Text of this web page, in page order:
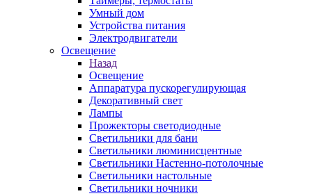
Умный дом
Устройства питания
Электродвигатели
Освещение
Назад
Освещение
Аппаратура пускорегулирующая
Декоративный свет
Лампы
Прожекторы светодиодные
Светильники для бани
Светильники люминисцентные
Светильники Настенно-потолочные
Светильники настольные
Светильники ночники